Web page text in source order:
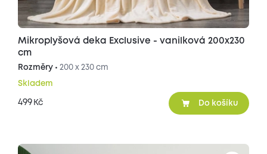
Mikroplyšová deka Exclusive - vanilková 200x230
cm
Rozměry • 200 x 230 cm
Skladem
499 Kč Do košíku